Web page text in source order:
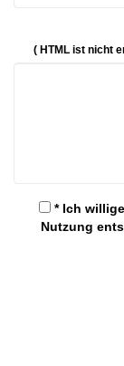
( HTML ist nicht
* Ich
Nutzung